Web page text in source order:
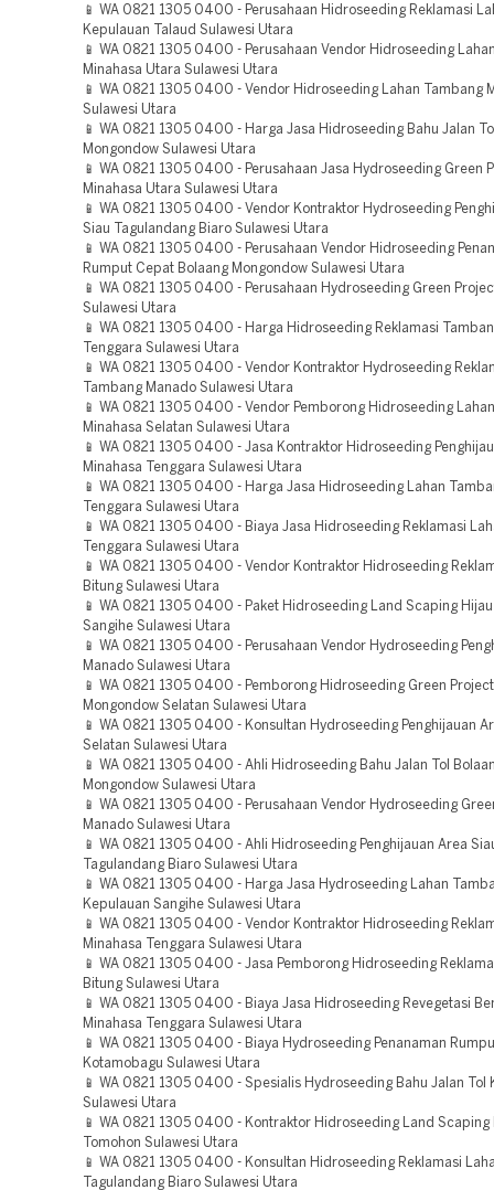
📱 WA 0821 1305 0400 - Perusahaan Hidroseeding Reklamasi
Kepulauan Talaud Sulawesi Utara
📱 WA 0821 1305 0400 - Perusahaan Vendor Hidroseeding
Minahasa Utara Sulawesi Utara
📱 WA 0821 1305 0400 - Vendor Hidroseeding Lahan Tambang
Sulawesi Utara
📱 WA 0821 1305 0400 - Harga Jasa Hidroseeding Bahu Jalan
Mongondow Sulawesi Utara
📱 WA 0821 1305 0400 - Perusahaan Jasa Hydroseeding Green
Minahasa Utara Sulawesi Utara
📱 WA 0821 1305 0400 - Vendor Kontraktor Hydroseeding
Siau Tagulandang Biaro Sulawesi Utara
📱 WA 0821 1305 0400 - Perusahaan Vendor Hidroseeding
Rumput Cepat Bolaang Mongondow Sulawesi Utara
📱 WA 0821 1305 0400 - Perusahaan Hydroseeding Green
Sulawesi Utara
📱 WA 0821 1305 0400 - Harga Hidroseeding Reklamasi
Tenggara Sulawesi Utara
📱 WA 0821 1305 0400 - Vendor Kontraktor Hydroseeding
Tambang Manado Sulawesi Utara
📱 WA 0821 1305 0400 - Vendor Pemborong Hidroseeding
Minahasa Selatan Sulawesi Utara
📱 WA 0821 1305 0400 - Jasa Kontraktor Hidroseeding
Minahasa Tenggara Sulawesi Utara
📱 WA 0821 1305 0400 - Harga Jasa Hidroseeding Lahan
Tenggara Sulawesi Utara
📱 WA 0821 1305 0400 - Biaya Jasa Hidroseeding Reklamasi
Tenggara Sulawesi Utara
📱 WA 0821 1305 0400 - Vendor Kontraktor Hidroseeding
Bitung Sulawesi Utara
📱 WA 0821 1305 0400 - Paket Hidroseeding Land Scaping
Sangihe Sulawesi Utara
📱 WA 0821 1305 0400 - Perusahaan Vendor Hydroseeding
Manado Sulawesi Utara
📱 WA 0821 1305 0400 - Pemborong Hidroseeding Green
Mongondow Selatan Sulawesi Utara
📱 WA 0821 1305 0400 - Konsultan Hydroseeding Penghijauan
Selatan Sulawesi Utara
📱 WA 0821 1305 0400 - Ahli Hidroseeding Bahu Jalan Tol
Mongondow Sulawesi Utara
📱 WA 0821 1305 0400 - Perusahaan Vendor Hydroseeding
Manado Sulawesi Utara
📱 WA 0821 1305 0400 - Ahli Hidroseeding Penghijauan Area
Tagulandang Biaro Sulawesi Utara
📱 WA 0821 1305 0400 - Harga Jasa Hydroseeding Lahan
Kepulauan Sangihe Sulawesi Utara
📱 WA 0821 1305 0400 - Vendor Kontraktor Hidroseeding
Minahasa Tenggara Sulawesi Utara
📱 WA 0821 1305 0400 - Jasa Pemborong Hidroseeding
Bitung Sulawesi Utara
📱 WA 0821 1305 0400 - Biaya Jasa Hidroseeding Revegetasi
Minahasa Tenggara Sulawesi Utara
📱 WA 0821 1305 0400 - Biaya Hydroseeding Penanaman
Kotamobagu Sulawesi Utara
📱 WA 0821 1305 0400 - Spesialis Hydroseeding Bahu Jalan Tol
Sulawesi Utara
📱 WA 0821 1305 0400 - Kontraktor Hidroseeding Land Scaping
Tomohon Sulawesi Utara
📱 WA 0821 1305 0400 - Konsultan Hidroseeding Reklamasi
Tagulandang Biaro Sulawesi Utara